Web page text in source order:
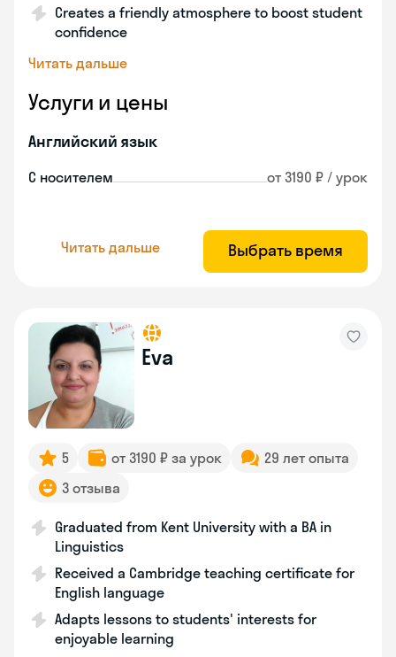
Creates a friendly atmosphere to boost student
confidence
Читать дальше
Услуги и цены
Английский язык
С носителем от 3190 ₽ / урок
Читать дальше Выбрать время
Eva
5 от 3190 ₽ за урок
29 лет опыта
3 отзыва
Graduated from Kent University with a BA in
Linguistics
Received a Cambridge teaching certificate for
English language
Adapts lessons to students' interests for
enjoyable learning